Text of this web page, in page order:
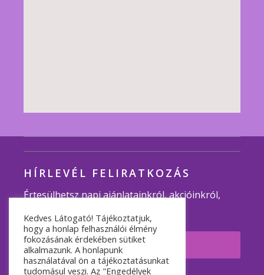
HÍRLEVÉL FELIRATKOZÁS
Értesülhetsz napi ajánlatainkról, akcióinkról,
Feliratkozom
Kedves Látogató! Tájékoztatjuk,
hogy a honlap felhasználói élmény
fokozásának érdekében sütiket
alkalmazunk. A honlapunk
használatával ön a tájékoztatásunkat
tudomásul veszi. Az "Engedélyek